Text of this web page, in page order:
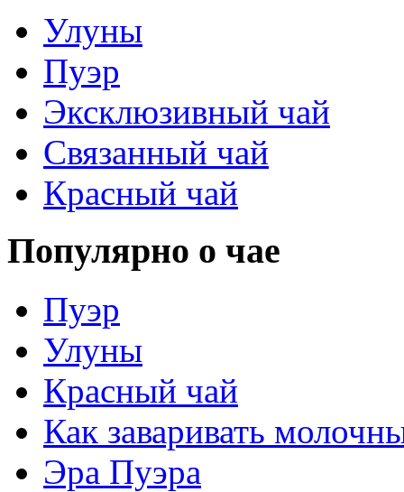
Улуны
Пуэр
Эксклюзивный чай
Связанный чай
Красный чай
Популярно о чае
Пуэр
Улуны
Красный чай
Как заваривать
Эра Пуэра